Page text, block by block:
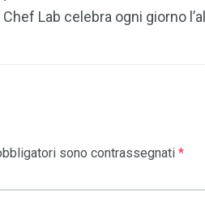
Lab celebra ogni giorno
sono contrassegnati *